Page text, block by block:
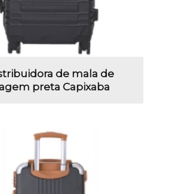
de mala de
preta Capixaba